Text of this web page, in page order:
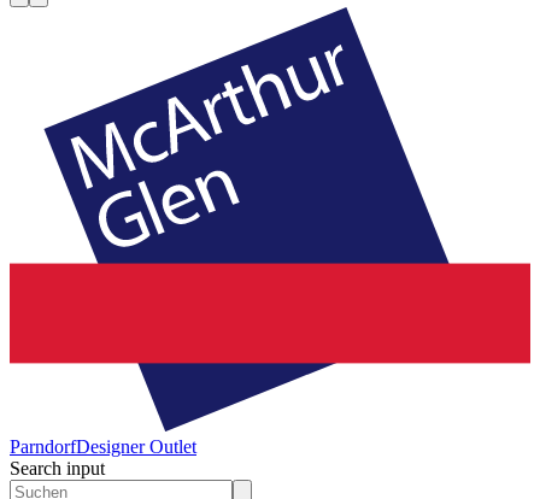
ParndorfDesigner Outlet
Search input